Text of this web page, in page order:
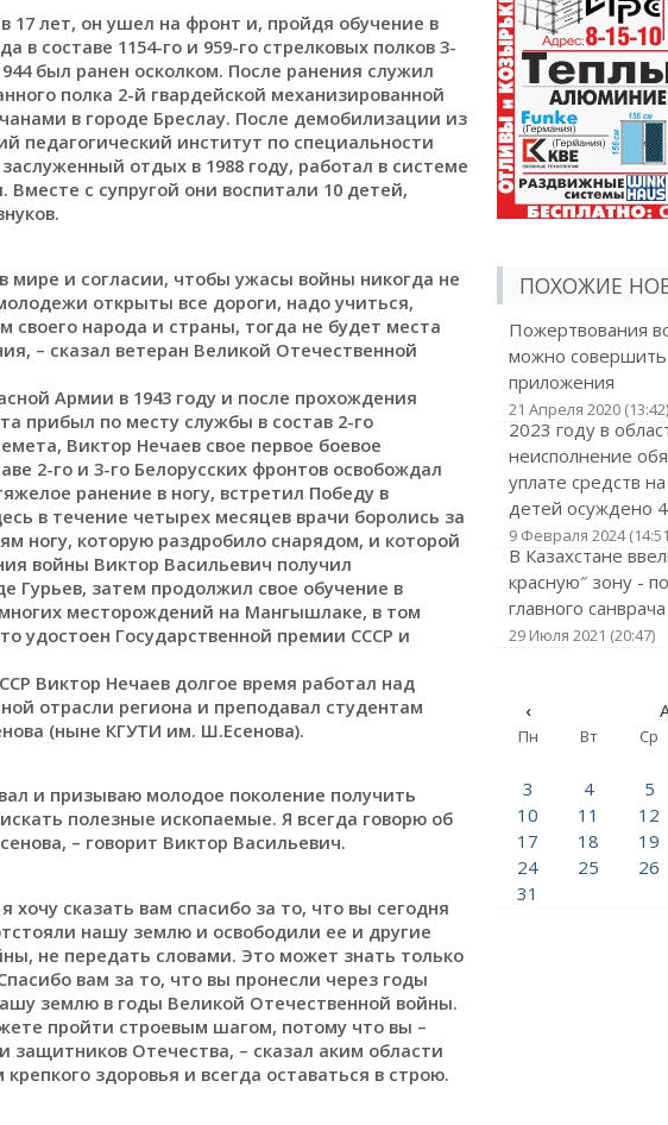
17 лет, он ушел на фронт и, пройдя обучение в
в составе 1154-го и 959-го стрелковых полков 3-
был ранен осколком. После ранения служил
полка 2-й гвардейской механизированной
в городе Бреслау. После демобилизации из
педагогический институт по специальности
отдых в 1988 году, работал в системе
с супругой они воспитали 10 детей,
мире и согласии, чтобы ужасы войны никогда не
открыты все дороги, надо учиться,
народа и страны, тогда не будет места
– сказал ветеран Великой Отечественной
Армии в 1943 году и после прохождения
прибыл по месту службы в состав 2-го
Виктор Нечаев свое первое боевое
2-го и 3-го Белорусских фронтов освобождал
ранение в ногу, встретил Победу в
в течение четырех месяцев врачи боролись за
ногу, которую раздробило снарядом, и которой
войны Виктор Васильевич получил
Гурьев, затем продолжил свое обучение в
месторождений на Мангышлаке, в том
удостоен Государственной премии СССР и
Виктор Нечаев долгое время работал над
отрасли региона и преподавал студентам
(ныне КГУТИ им. Ш.Есенова).
и призываю молодое поколение получить
полезные ископаемые. Я всегда говорю об
– говорит Виктор Васильевич.
сказать вам спасибо за то, что вы сегодня
нашу землю и освободили ее и другие
не передать словами. Это может знать только
вам за то, что вы пронесли через годы
землю в годы Великой Отечественной войны.
пройти строевым шагом, потому что вы –
защитников Отечества, – сказал аким области
здоровья и всегда оставаться в строю.
ПОХОЖИЕ
Пожертвования
можно
приложения
21 Апреля 2020 (13:42)
2023 году в
неисполнение
уплате средств
детей осуждено
9 Февраля 2024
В Казахстане
красную″ зону -
главного санврача
29 Июля 2021 (20:47)
‹
Пн Вт Ср
3
4 5
10
11 12
17
18 19
24
25 26
31